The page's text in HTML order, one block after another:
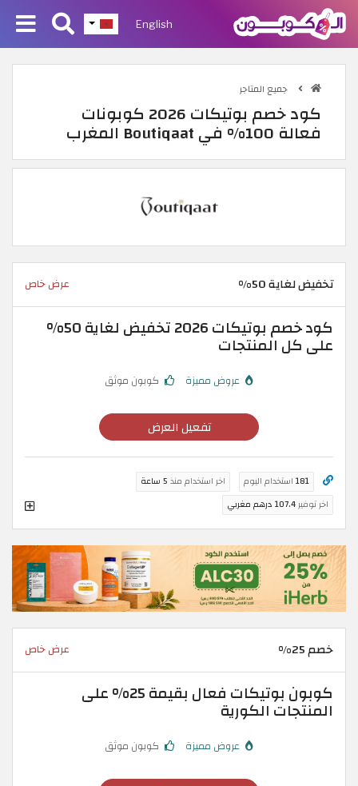
English
جميع المتاجر
كود خصم بوتيكات 2026 كوبونات
فعالة 100% في Boutiqaat المغرب
تخفيض لغاية 50% عرض خاص
كود خصم بوتيكات 2026 تخفيض لغاية 50%
على كل المنتجات
عروض مميزة كوبون موثق
تفعيل العرض
181 استخدام اليوم اخر استخدام منذ 5 ساعة
اخر توفير107.4 درهم مغربي
خصم 25% عرض خاص
كوبون بوتيكات فعال بقيمة 25% على
المنتجات الكورية
عروض مميزة كوبون موثق